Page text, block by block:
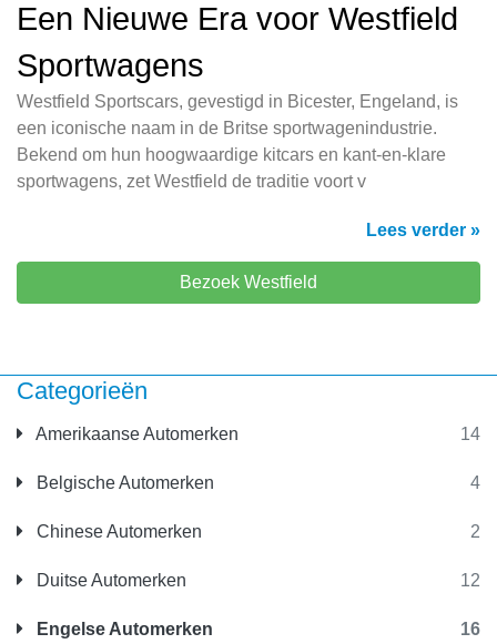
Categorieën
Amerikaanse Automerken 14
Belgische Automerken 4
Chinese Automerken 2
Duitse Automerken 12
Engelse Automerken 16
Een Nieuwe Era voor Westfield
Sportwagens
Westfield Sportscars, gevestigd in Bicester, Engeland, is
een iconische naam in de Britse sportwagenindustrie.
Bekend om hun hoogwaardige kitcars en kant-en-klare
sportwagens, zet Westfield de traditie voort v
Lees verder »
Bezoek Westfield